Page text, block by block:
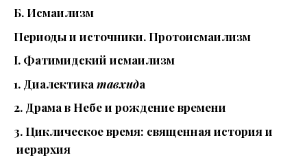
Б. Исмаилизм
Периоды и источники. Протоисмаилизм
I. Фатимидский исмаилизм
1. Диалектика тавхида
2. Драма в Небе и рождение времени
3. Циклическое время: священная история и
иерархия